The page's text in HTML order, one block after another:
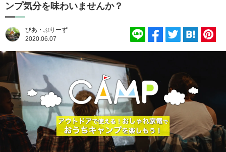
ンプ気分を味わいませんか？
びあ・ぷりーず
2020.06.07